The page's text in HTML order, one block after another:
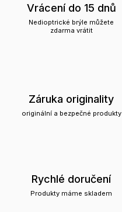
Vrácení do 15 dnů
Nedioptrické brýle můžete
zdarma vrátit
Záruka originality
originální a bezpečné produkty
Rychlé doručení
Produkty máme skladem